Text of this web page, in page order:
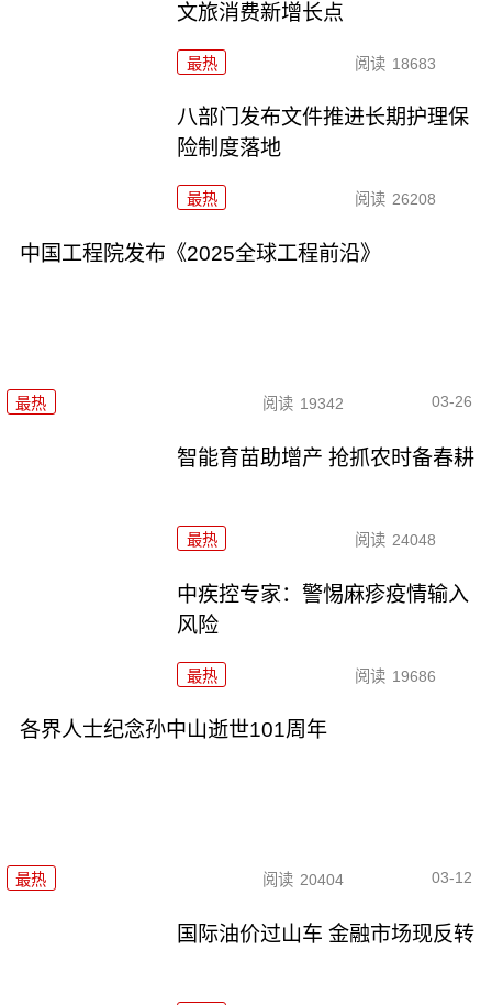
文旅消费新增长点
最热 阅读 18683
八部门发布文件推进长期护理保
险制度落地
最热 阅读 26208
中国工程院发布《2025全球工程前沿》
最热 阅读 19342 03-26
智能育苗助增产 抢抓农时备春耕
最热 阅读 24048
中疾控专家：警惕麻疹疫情输入
风险
最热 阅读 19686
各界人士纪念孙中山逝世101周年
最热 阅读 20404 03-12
国际油价过山车 金融市场现反转